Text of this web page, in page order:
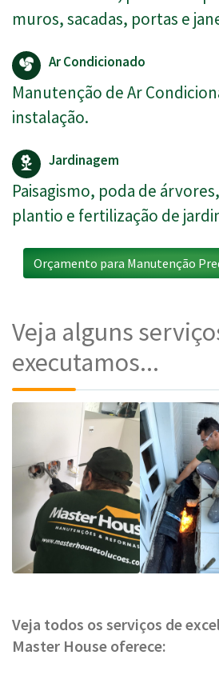
muros, sacadas, portas e
Ar Condicionado
Manutenção de Ar
instalação.
Jardinagem
Paisagismo, poda de
plantio e fertilização de
Orçamento para Manutenção
Veja alguns
executamos...
Veja todos os serviços de
Master House oferece: